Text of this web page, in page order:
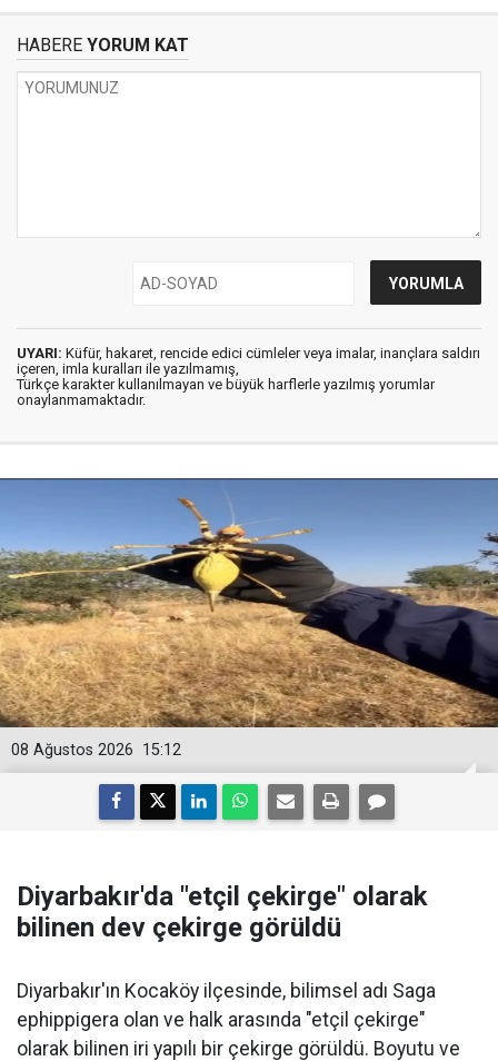
HABERE YORUM KAT
UYARI: Küfür, hakaret, rencide edici cümleler veya imalar, inançlara saldırı
içeren, imla kuralları ile yazılmamış,
Türkçe karakter kullanılmayan ve büyük harflerle yazılmış yorumlar
onaylanmamaktadır.
15:12
08 Ağustos 2026
Diyarbakır'da "etçil çekirge" olarak
bilinen dev çekirge görüldü
Diyarbakır'ın Kocaköy ilçesinde, bilimsel adı Saga
ephippigera olan ve halk arasında "etçil çekirge"
olarak bilinen iri yapılı bir çekirge görüldü. Boyutu ve